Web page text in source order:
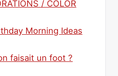
/ COLOR
Morning Ideas
faisait un foot ?